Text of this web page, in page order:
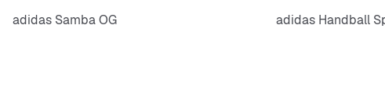
adidas Samba OG
adidas Handball